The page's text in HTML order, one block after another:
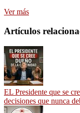
Ver más
Artículos
EL Presidente que se
decisiones que nunca